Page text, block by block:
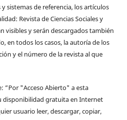
sistemas de referencia, los artículos
Revista de Ciencias Sociales y
visibles y serán descargados también
en todos los casos, la autoría de los
y el número de la revista al que
“Por "Acceso Abierto" a esta
disponibilidad gratuita en Internet
usuario leer, descargar, copiar,